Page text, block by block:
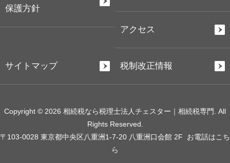
保護方針
アクセス
サイトマップ 税制改正情報
Copyright © 2026 相続税なら税理士法人チェスター｜相続税専門. All
Rights Reserved.
〒103-0028 東京都中央区八重洲1-7-20 八重洲口会館 2F お電話はこち
ら